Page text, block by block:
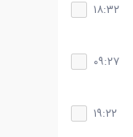
۱۸:۳۲
۰۹:۲۷
۱۹:۲۲